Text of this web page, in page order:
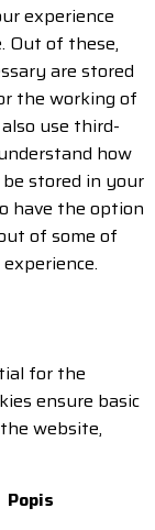
experience
Out of these,
are stored
the working of
use third-
how
stored in your
have the option
of some of
for the
ensure basic
website,
Popis